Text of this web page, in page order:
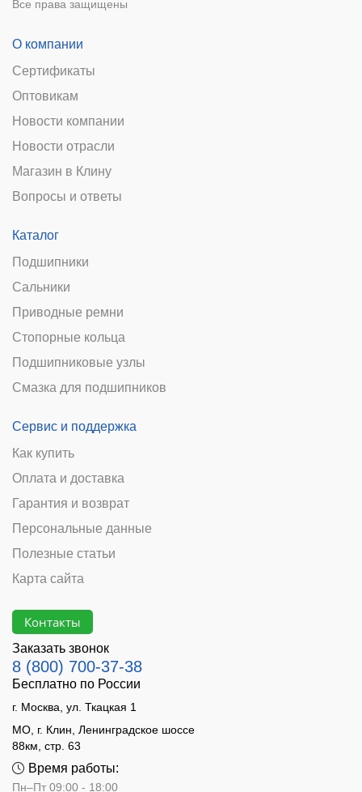
Все права защищены
О компании
Сертификаты
Оптовикам
Новости компании
Новости отрасли
Магазин в Клину
Вопросы и ответы
Каталог
Подшипники
Сальники
Приводные ремни
Стопорные кольца
Подшипниковые узлы
Смазка для подшипников
Сервис и поддержка
Как купить
Оплата и доставка
Гарантия и возврат
Персональные данные
Полезные статьи
Карта сайта
Контакты
Заказать звонок
8 (800) 700-37-38
Бесплатно по России
г. Москва, ул. Ткацкая 1
МО, г. Клин, Ленинградское шоссе
88км, стр. 63
Время работы:
Пн–Пт 09:00 - 18:00